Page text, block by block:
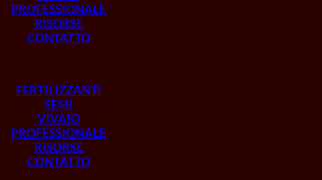
PROFESSIONALE
RISORSE
CONTATTO
FERTILIZZANTI
SEMI
VIVAIO
PROFESSIONALE
RISORSE
CONTATTO